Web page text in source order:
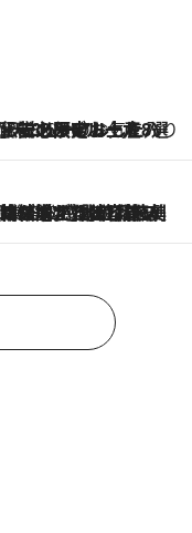
トも！ リニューアルした「ディーン＆デルーカ ハワイ」で必須のお土産8選
美容脳ルネサンス
劇的に減らす”感動の凝縮美容とは